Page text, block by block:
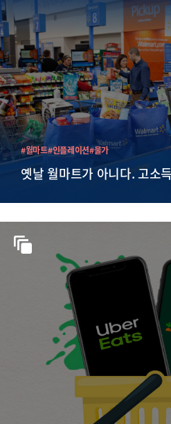
옛날 월마트가 아니다. 고소
#월마트#인플레이션#물가